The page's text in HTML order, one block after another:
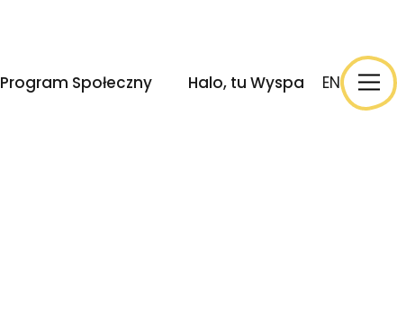
Program Społeczny Halo, tu Wyspa EN